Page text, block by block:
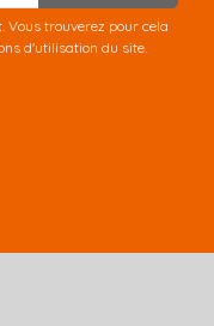
Vous trouverez pour cela
d'utilisation du site.